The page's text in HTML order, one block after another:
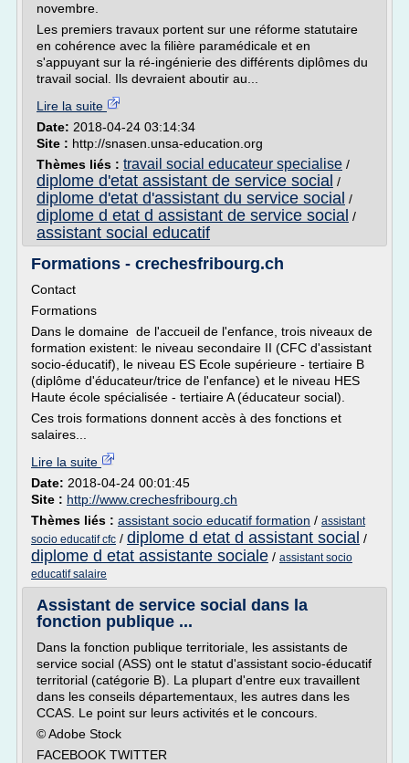
novembre.
Les premiers travaux portent sur une réforme statutaire
en cohérence avec la filière paramédicale et en
s'appuyant sur la ré-ingénierie des différents diplômes du
travail social. Ils devraient aboutir au...
Lire la suite
Date: 2018-04-24 03:14:34
Site : http://snasen.unsa-education.org
Thèmes liés : travail social educateur specialise /
diplome d'etat assistant de service social /
diplome d'etat d'assistant du service social /
diplome d etat d assistant de service social /
assistant social educatif
Formations - crechesfribourg.ch
Contact
Formations
Dans le domaine de l'accueil de l'enfance, trois niveaux de
formation existent: le niveau secondaire II (CFC d'assistant
socio-éducatif), le niveau ES Ecole supérieure - tertiaire B
(diplôme d'éducateur/trice de l'enfance) et le niveau HES
Haute école spécialisée - tertiaire A (éducateur social).
Ces trois formations donnent accès à des fonctions et
salaires...
Lire la suite
Date: 2018-04-24 00:01:45
Site : http://www.crechesfribourg.ch
Thèmes liés : assistant socio educatif formation / assistant
socio educatif cfc / diplome d etat d assistant social /
diplome d etat assistante sociale / assistant socio
educatif salaire
Assistant de service social dans la
fonction publique ...
Dans la fonction publique territoriale, les assistants de
service social (ASS) ont le statut d'assistant socio-éducatif
territorial (catégorie B). La plupart d'entre eux travaillent
dans les conseils départementaux, les autres dans les
CCAS. Le point sur leurs activités et le concours.
© Adobe Stock
FACEBOOK TWITTER